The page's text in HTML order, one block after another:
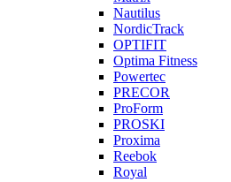
Nautilus
NordicTrack
OPTIFIT
Optima Fitness
Powertec
PRECOR
ProForm
PROSKI
Proxima
Reebok
Royal